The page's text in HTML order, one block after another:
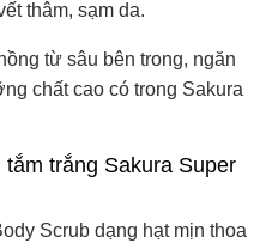
thâm, sạm da.
từ sâu bên trong, ngăn
chất cao có trong Sakura
trắng Sakura Super
Scrub dạng hạt mịn thoa